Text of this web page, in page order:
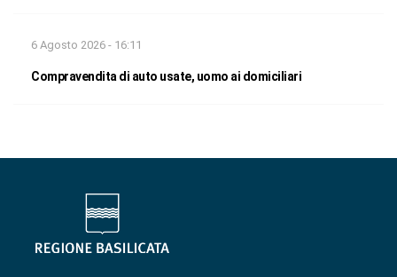
6 Agosto 2026 - 16:11
Compravendita di auto usate, uomo ai domiciliari